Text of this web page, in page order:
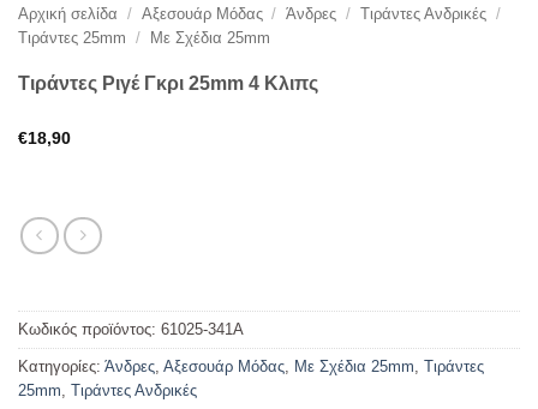
Αρχική σελίδα / Αξεσουάρ Μόδας / Άνδρες / Τιράντες Ανδρικές /
Τιράντες 25mm / Με Σχέδια 25mm
Τιράντες Ριγέ Γκρι 25mm 4 Κλιπς
€18,90
Κωδικός προϊόντος: 61025-341A
Κατηγορίες: Άνδρες Αξεσουάρ Μόδας Με Σχέδια 25mm Τιράντες
25mm Τιράντες Ανδρικές